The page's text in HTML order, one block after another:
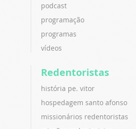
podcast
programação
programas
vídeos
Redentoristas
história pe. vitor
hospedagem santo afonso
missionários redentoristas